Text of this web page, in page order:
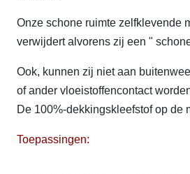
Onze schone ruimte zelfklevende
verwijdert alvorens zij een "
Ook, kunnen zij niet aan
of ander vloeistoffencontact
De 100%-dekkingskleefstof op de
Toepassingen: